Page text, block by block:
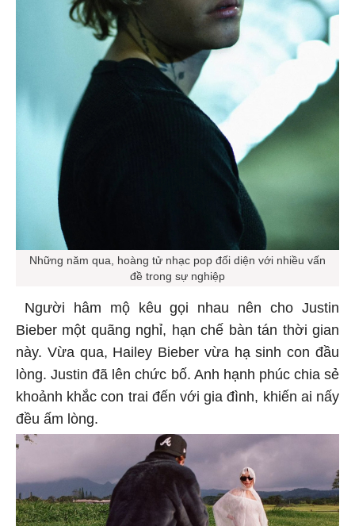
Những năm qua, hoàng tử nhạc pop đối diện với nhiều vấn
đề trong sự nghiệp
Người hâm mộ kêu gọi nhau nên cho Justin
Bieber một quãng nghỉ, hạn chế bàn tán thời gian
này. Vừa qua, Hailey Bieber vừa hạ sinh con đầu
lòng. Justin đã lên chức bố. Anh hạnh phúc chia sẻ
khoảnh khắc con trai đến với gia đình, khiến ai nấy
đều ấm lòng.